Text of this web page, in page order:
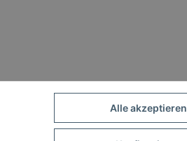
Alle akzeptieren